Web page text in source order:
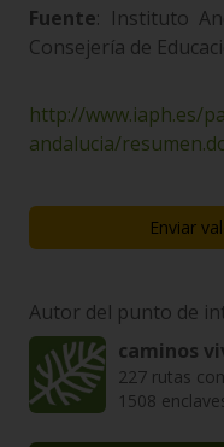
Fuente: Instituto
Consejería de
http://www.iaph.es/
andalucia/
Enviar
Autor del punto de
caminos
227 rutas
1508